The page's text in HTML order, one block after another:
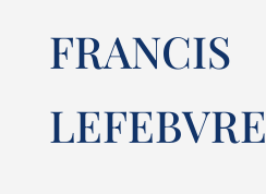
FRANCIS
LEFEBVRE